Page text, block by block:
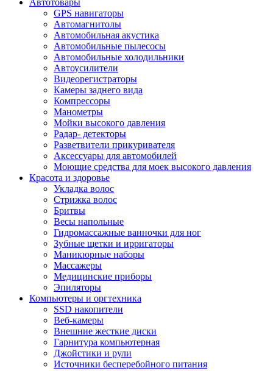
GPS навигаторы
Автомагнитолы
Автомобильная акустика
Автомобильные пылесосы
Автомобильные холодильники
Автоусилители
Видеорегистраторы
Камеры заднего вида
Компрессоры
Манометры
Мойки высокого давления
Радар- детекторы
Разветвители прикуривателя
Аксессуары для автомобилей
Моющие средства для моек высокого давления
Красота и здоровье
Укладка волос
Стрижка волос
Бритвы
Весы напольные
Гидромассажные ванночки для ног
Зубные щетки и ирригаторы
Маникюрные наборы
Массажеры
Медицинские приборы
Эпиляторы
Компьютеры и оргтехника
SSD накопители
Веб-камеры
Внешние жесткие диски
Гарнитура компьютерная
Джойстики и рули
Источники бесперебойного питания